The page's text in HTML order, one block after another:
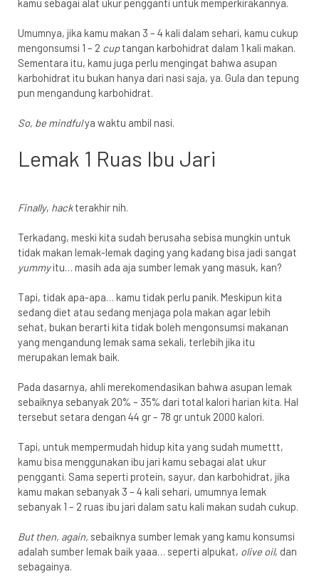
kamu sebagai alat ukur pengganti untuk memperkirakannya.
Umumnya, jika kamu makan 3 – 4 kali dalam sehari, kamu cukup
mengonsumsi 1 – 2 cuptangan karbohidrat dalam 1 kali makan.
Sementara itu, kamu juga perlu mengingat bahwa asupan
karbohidrat itu bukan hanya dari nasi saja, ya. Gula dan tepung
pun mengandung karbohidrat.
So, be mindfulya waktu ambil nasi.
Lemak 1 Ruas Ibu Jari
Finally, hackterakhir nih.
Terkadang, meski kita sudah berusaha sebisa mungkin untuk
tidak makan lemak-lemak daging yang kadang bisa jadi sangat
yummyitu… masih ada aja sumber lemak yang masuk, kan?
Tapi, tidak apa-apa… kamu tidak perlu panik. Meskipun kita
sedang diet atau sedang menjaga pola makan agar lebih
sehat, bukan berarti kita tidak boleh mengonsumsi makanan
yang mengandung lemak sama sekali, terlebih jika itu
merupakan lemak baik.
Pada dasarnya, ahli merekomendasikan bahwa asupan lemak
sebaiknya sebanyak 20% – 35% dari total kalori harian kita. Hal
tersebut setara dengan 44 gr – 78 gr untuk 2000 kalori.
Tapi, untuk mempermudah hidup kita yang sudah mumettt,
kamu bisa menggunakan ibu jari kamu sebagai alat ukur
pengganti. Sama seperti protein, sayur, dan karbohidrat, jika
kamu makan sebanyak 3 – 4 kali sehari, umumnya lemak
sebanyak 1 – 2 ruas ibu jari dalam satu kali makan sudah cukup.
But then, again, sebaiknya sumber lemak yang kamu konsumsi
adalah sumber lemak baik yaaa… seperti alpukat, olive oil, dan
sebagainya.